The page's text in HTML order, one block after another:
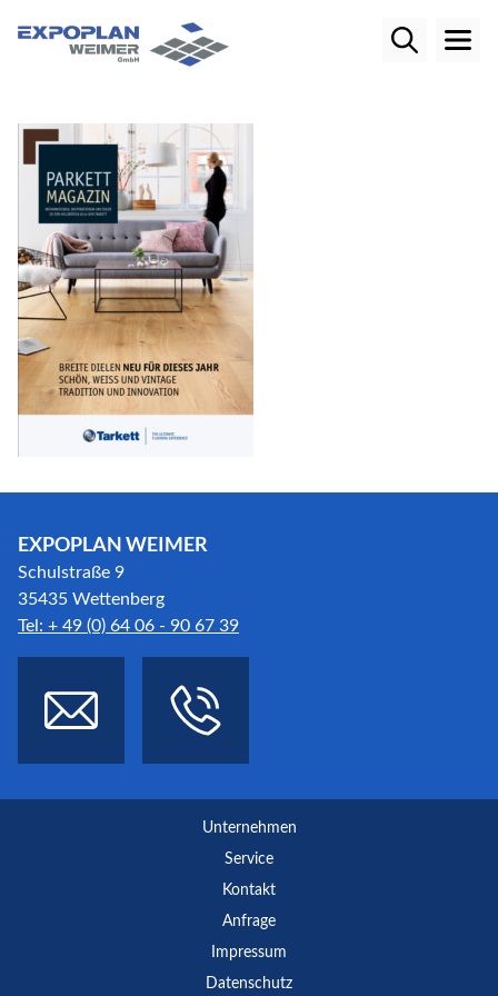
EXPOPLAN WEIMER
Schulstraße 9
35435 Wettenberg
Tel: + 49 (0) 64 06 - 90 67 39
Unternehmen
Service
Kontakt
Anfrage
Impressum
Datenschutz